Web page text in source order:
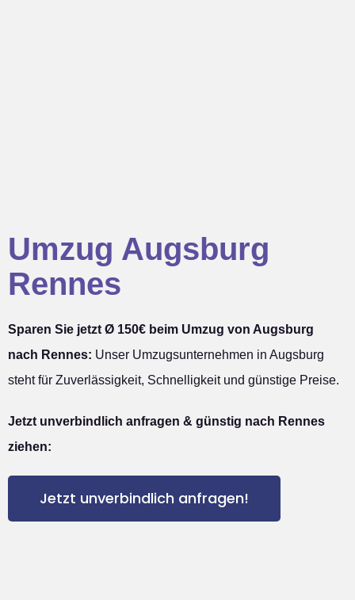
Umzug Augsburg
Rennes
Sparen Sie jetzt Ø 150€ beim Umzug von Augsburg
nach Rennes: Unser Umzugsunternehmen in Augsburg
steht für Zuverlässigkeit, Schnelligkeit und günstige Preise.
Jetzt unverbindlich anfragen & günstig nach Rennes
ziehen:
Jetzt unverbindlich anfragen!